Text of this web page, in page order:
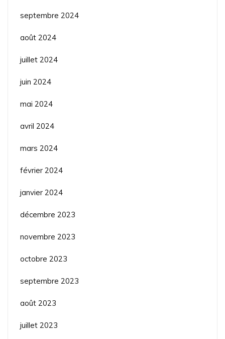
septembre 2024
août 2024
juillet 2024
juin 2024
mai 2024
avril 2024
mars 2024
février 2024
janvier 2024
décembre 2023
novembre 2023
octobre 2023
septembre 2023
août 2023
juillet 2023